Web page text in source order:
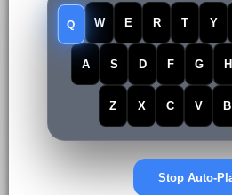
Q W E R T Y
A S D F G H
Z X C V B
Stop Auto-